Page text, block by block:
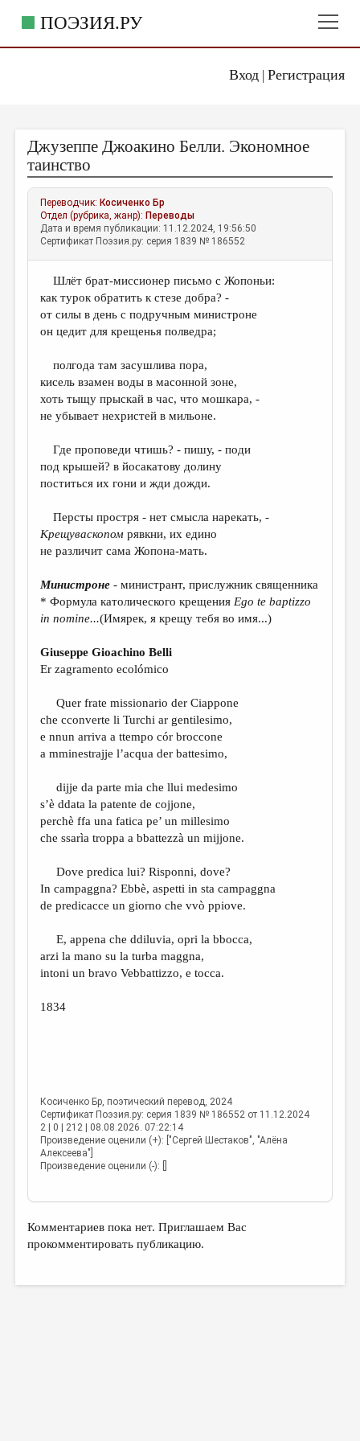
Вход| Регистрация
ПОЭЗИЯ.РУ
ЖАНРЫ
АВТОРЫ
КОММЕНТАРИИ
ЛИТСАЛОН
ПРАВИЛА САЙТА
ОТДЕЛЫ И РУБРИКИ
ДАЙДЖЕСТ
ПРОИЗВЕДЕНИЯ
КОНКУРСЫ
КНИЖНАЯ ПОЛКА
ОБЗОР ЛИТЕРАТУРЫ
СТРАНИЦЫ ПАМЯТИ
ОБЪЯВЛЕНИЯ
РЕДКОЛЛЕГИЯ
ОТ РЕДАКЦИИ
МАЛАЯ ПРОЗА
ЭССЕИСТИКА
ЛИТЕРАТУРОВЕДЕНИЕ
КУЛЬТУРОВЕДЕНИЕ
ПУБЛИЦИСТИКА
РЕЦЕНЗИРОВАНИЕ
ЦИКЛЫ ПУБЛИКАЦИЙ
МЕДИА
ВКОНТАКТЕ
Джузеппе Джоакино Белли. Экономное
таинство
Переводчик: Косиченко Бр
Отдел (рубрика, жанр): Переводы
Дата и время публикации: 11.12.2024, 19:56:50
Сертификат Поэзия.ру: серия 1839 № 186552
Шлёт брат-миссионер письмо с Жопоньи:
как турок обратить к стезе добра? -
от силы в день с подручным министроне
он цедит для крещенья полведра;
полгода там засушлива пора,
кисель взамен воды в масонной зоне,
хоть тыщу прыскай в час, что мошкара, -
не убывает нехристей в мильоне.
Где проповеди чтишь? - пишу, - поди
под крышей? в йосакатову долину
поститься их гони и жди дожди.
Персты простря - нет смысла нарекать, -
Крещуваскопомрявкни, их едино
не различит сама Жопона-мать.
Министроне - министрант, прислужник священника
* Формула католического крещения Еgo te baptizzo
in nomine...(Имярек, я крещу тебя во имя...)
Giuseppe Gioachino Belli
Er zagramento ecolómico
Quer frate missionario der Ciappone
che cconverte li Turchi ar gentilesimo,
e nnun arriva a ttempo cór broccone
a mminestrajje l’acqua der battesimo,
dijje da parte mia che llui medesimo
s’è ddata la patente de cojjone,
perchè ffa una fatica pe’ un millesimo
che ssarìa troppa a bbattezzà un mijjone.
Dove predica lui? Risponni, dove?
In campaggna? Ebbè, aspetti in sta campaggna
de predicacce un giorno che vvò ppiove.
E, appena che ddiluvia, opri la bbocca,
arzi la mano su la turba maggna,
intoni un bravo Vebbattizzo, e tocca.
1834
Косиченко Бр, поэтический перевод, 2024
Сертификат Поэзия.ру: серия 1839 № 186552 от 11.12.2024
2 | 0 | 212 | 08.08.2026. 07:22:14
Произведение оценили (+): ["Сергей Шестаков", "Алёна
Алексеева"]
Произведение оценили (-): []
Комментариев пока нет. Приглашаем Вас
прокомментировать публикацию.